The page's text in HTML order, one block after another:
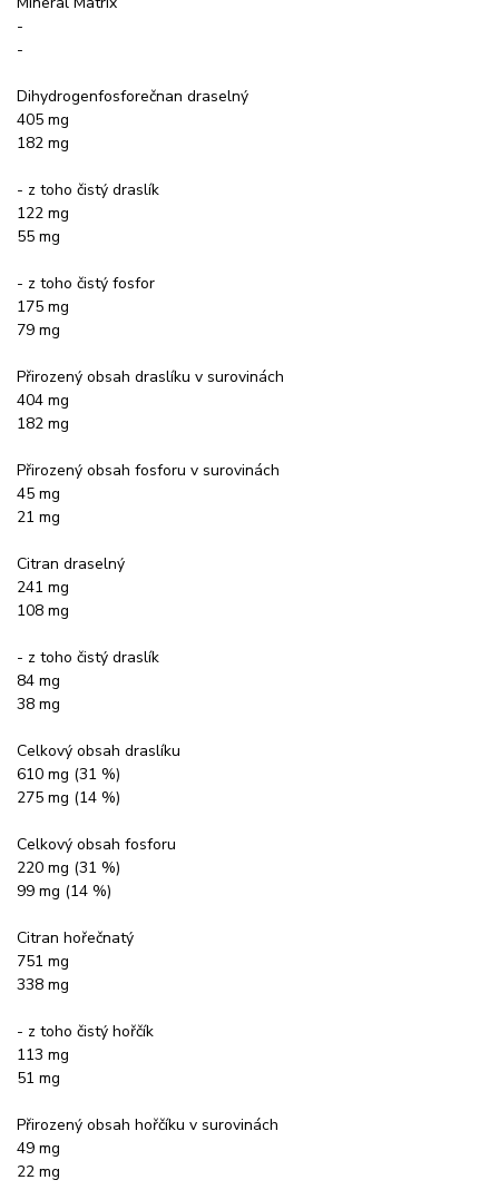
-
-
Dihydrogenfosforečnan draselný
405 mg
182 mg
- z toho čistý draslík
122 mg
55 mg
- z toho čistý fosfor
175 mg
79 mg
Přirozený obsah draslíku v surovinách
404 mg
182 mg
Přirozený obsah fosforu v surovinách
45 mg
21 mg
Citran draselný
241 mg
108 mg
- z toho čistý draslík
84 mg
38 mg
Celkový obsah draslíku
610 mg (31 %)
275 mg (14 %)
Celkový obsah fosforu
220 mg (31 %)
99 mg (14 %)
Citran hořečnatý
751 mg
338 mg
- z toho čistý hořčík
113 mg
51 mg
Přirozený obsah hořčíku v surovinách
49 mg
22 mg